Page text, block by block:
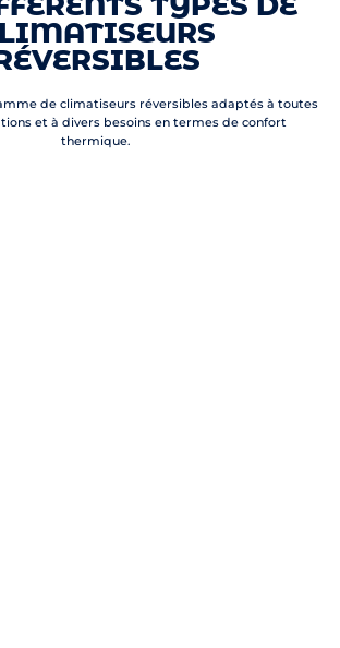
de climatiseurs réversibles adaptés à toutes
et à divers besoins en termes de confort
thermique.